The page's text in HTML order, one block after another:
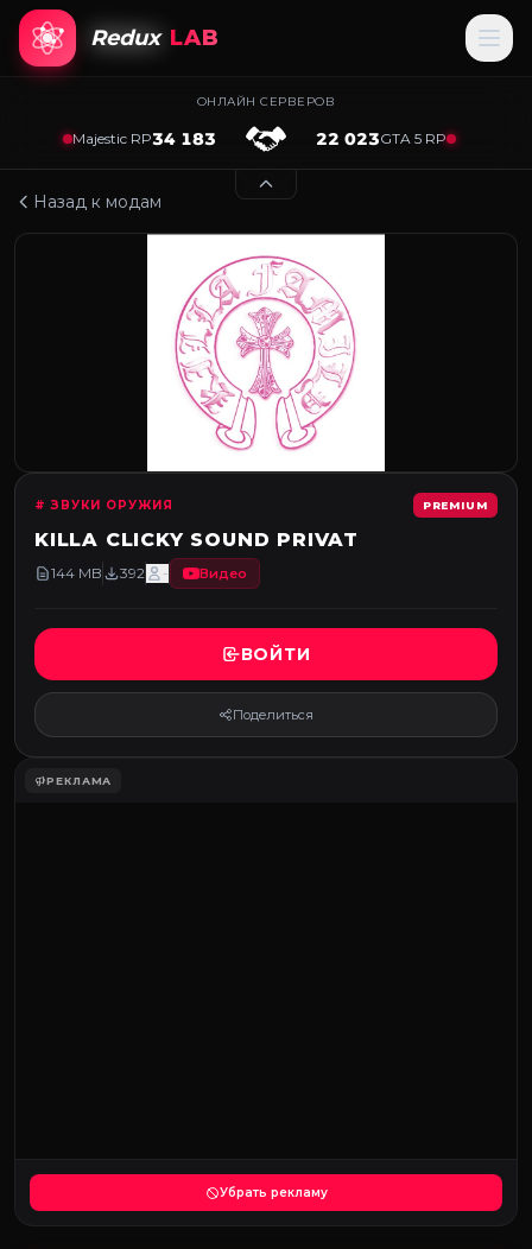
Redux LAB
ОНЛАЙН СЕРВЕРОВ
Majestic RP34 183 22 023GTA 5 RP
Назад к модам
# ЗВУКИ ОРУЖИЯ PREMIUM
KILLA CLICKY SOUND PRIVAT
144 MB 392 - Видео
ВОЙТИ
Поделиться
РЕКЛАМА
Убрать рекламу